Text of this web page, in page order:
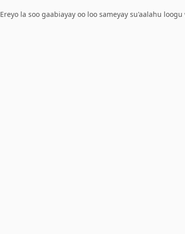
Ereyo la soo gaabiayay oo loo sameyay su'aalahu